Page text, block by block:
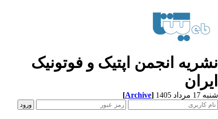
انجمن اپتیک و فوتونیک
مرداد 1405 [Archive]